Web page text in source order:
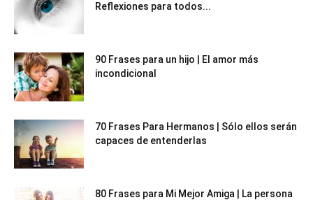
Reflexiones para todos...
90 Frases para un hijo | El amor más
incondicional
70 Frases Para Hermanos | Sólo ellos serán
capaces de entenderlas
80 Frases para Mi Mejor Amiga | La persona